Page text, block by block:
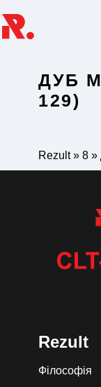
ДУБ
129)
Rezult» 8 »
Rezult
Філософія